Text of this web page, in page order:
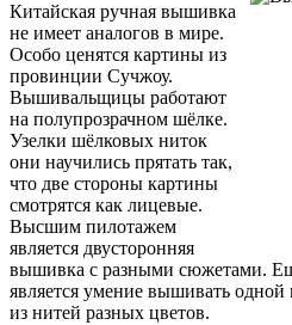
Китайская ручная вышивка
не имеет аналогов в мире.
Особо ценятся картины из
провинции Сучжоу.
Вышивальщицы работают
на полупрозрачном шёлке.
Узелки шёлковых ниток
они научились прятать так,
что две стороны картины
смотрятся как лицевые.
Высшим пилотажем
является двусторонняя
вышивка с разными сюжетами.
является умение вышивать
из нитей разных цветов.